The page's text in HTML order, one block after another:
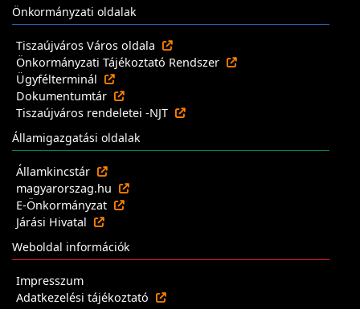
Önkormányzati oldalak
Tiszaújváros Város oldala
Önkormányzati Tájékoztató Rendszer
Ügyfélterminál
Dokumentumtár
Tiszaújváros rendeletei -NJT
Államigazgatási oldalak
Államkincstár
magyarorszag.hu
E-Önkormányzat
Járási Hivatal
Weboldal információk
Impresszum
Adatkezelési tájékoztató